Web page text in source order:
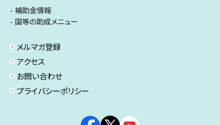
補助金情報
国等の助成メニュー
メルマガ登録
アクセス
お問い合わせ
プライバシーポリシー